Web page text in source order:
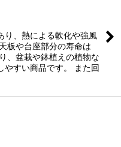
り、熱による軟化や強風
板や台座部分の寿命は
、盆栽や鉢植えの植物な
やすい商品です。 また回